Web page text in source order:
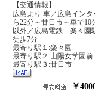
【交通情報】
広島より:車／広島インタ
ら22分～廿日市～車で10
以外／広島電鉄 楽々園
徒歩7分
最寄り駅１:楽々園
最寄り駅２:山陽女学園前
最寄り駅３:廿日市
￥